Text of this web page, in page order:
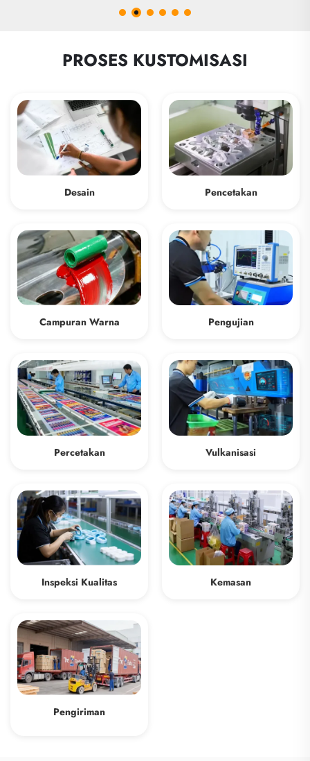
Tempat Sabun dan Piring
Desainer Baru, Promosi
PROSES KUSTOMISASI
Desain Pencetakan
Campuran Warna Pengujian
Percetakan Vulkanisasi
Inspeksi Kualitas Kemasan
Pengiriman